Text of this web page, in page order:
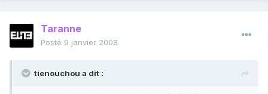
Taranne
Posté 9 janvier 2008
tienouchou a dit :